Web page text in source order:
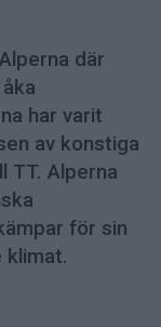
där
har varit
av konstiga
TT. Alperna
för sin
klimat.